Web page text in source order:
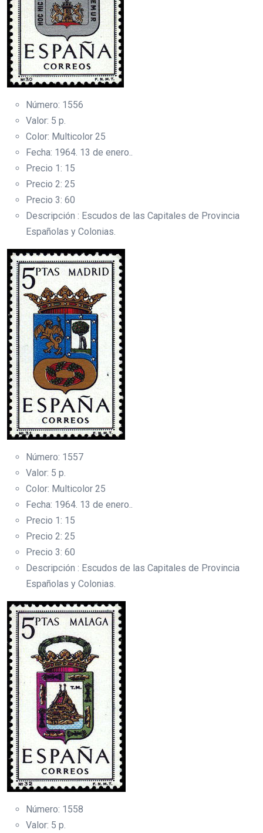
Número: 1556
Valor: 5 p.
Color: Multicolor 25
Fecha: 1964. 13 de enero..
Precio 1: 15
Precio 2: 25
Precio 3: 60
Descripción : Escudos de las Capitales de Provincia
Españolas y Colonias.
Número: 1557
Valor: 5 p.
Color: Multicolor 25
Fecha: 1964. 13 de enero..
Precio 1: 15
Precio 2: 25
Precio 3: 60
Descripción : Escudos de las Capitales de Provincia
Españolas y Colonias.
Número: 1558
Valor: 5 p.